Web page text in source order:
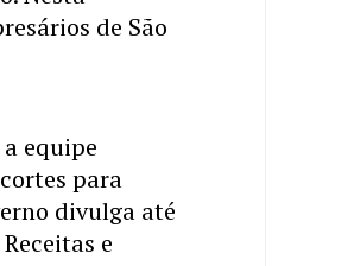
de São
equipe
para
divulga até
e